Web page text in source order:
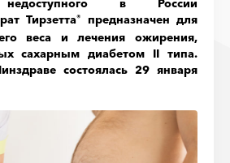
недоступного в России
Тирзетта®
предназначен для
веса и лечения ожирения,
сахарным диабетом II типа.
состоялась 29 января